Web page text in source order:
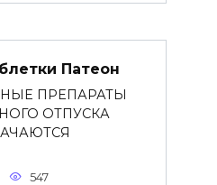
Патеон
ПРЕПАРАТЫ
ОТПУСКА
547